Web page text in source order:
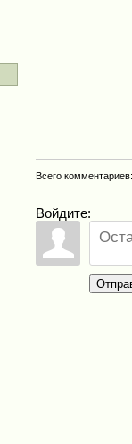
Всего комментариев
Войдите: